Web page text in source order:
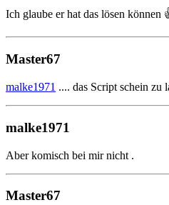
Ich glaube er hat das lösen können
Master67
malke1971 .... das Script schein
malke1971
Aber komisch bei mir nicht .
Master67